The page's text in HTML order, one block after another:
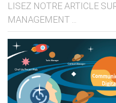
LISEZ NOTRE ARTICLE
MANAGEMENT ...